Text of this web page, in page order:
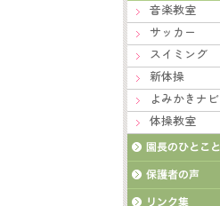
音楽教室
サッカー
スイミング
新体操
よみかきナビ
体操教室